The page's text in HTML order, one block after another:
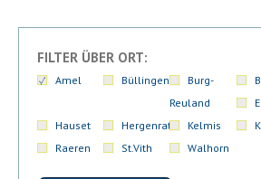
FILTER ÜBER ORT:
Amel Büllingen
Burg-
Reuland
Hauset
Hergenrath Kelmis
Raeren
St.Vith Walhorn